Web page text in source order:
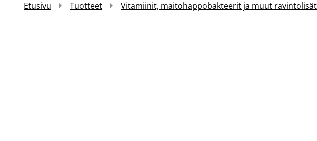
Etusivu Tuotteet Vitamiinit, maitohappobakteerit ja muut ravintolisät